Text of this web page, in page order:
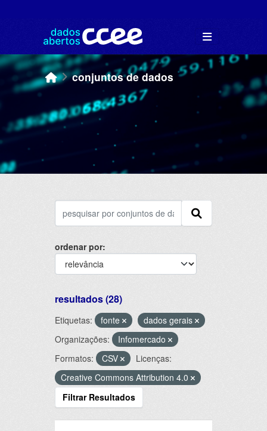
conjuntos de dados
ordenar por
resultados (28)
Etiquetas: fonte
dados gerais
Organizações:
Infomercado
Formatos:
CSV
Licenças:
Creative Commons Attribution 4.0
Filtrar Resultados